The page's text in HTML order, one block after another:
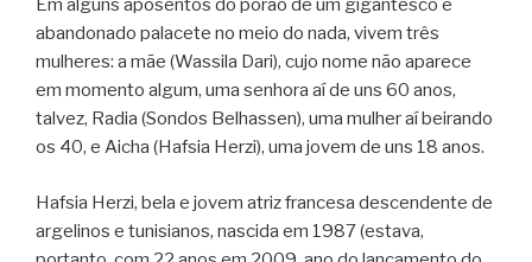
Em alguns aposentos do porão de um gigantesco e
abandonado palacete no meio do nada, vivem três
mulheres: a mãe (Wassila Dari), cujo nome não aparece
em momento algum, uma senhora aí de uns 60 anos,
talvez, Radia (Sondos Belhassen), uma mulher aí beirando
os 40, e Aicha (Hafsia Herzi), uma jovem de uns 18 anos.
Hafsia Herzi, bela e jovem atriz francesa descendente de
argelinos e tunisianos, nascida em 1987 (estava,